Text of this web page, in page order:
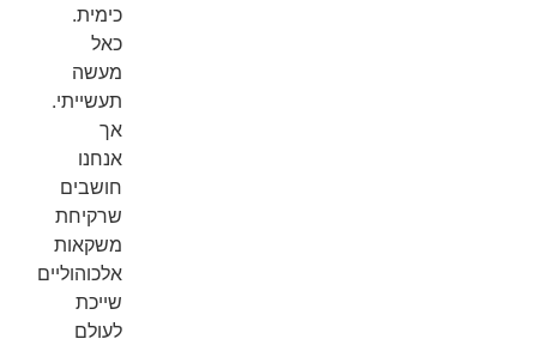
כימית.
כאל
מעשה
תעשייתי.
אך
אנחנו
חושבים
שרקיחת
משקאות
אלכוהוליים
שייכת
לעולם